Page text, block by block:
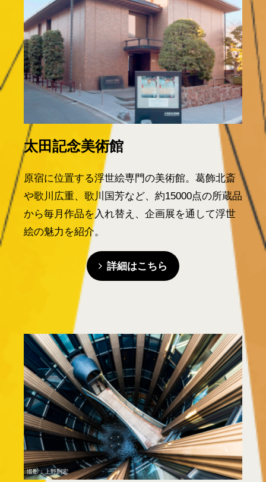
太田記念美術館
原宿に位置する浮世絵専門の美術館。葛飾北斎
や歌川広重、歌川国芳など、約15000点の所蔵品
から毎月作品を入れ替え、企画展を通して浮世
絵の魅力を紹介。
詳細はこちら
撮影：上野則宏